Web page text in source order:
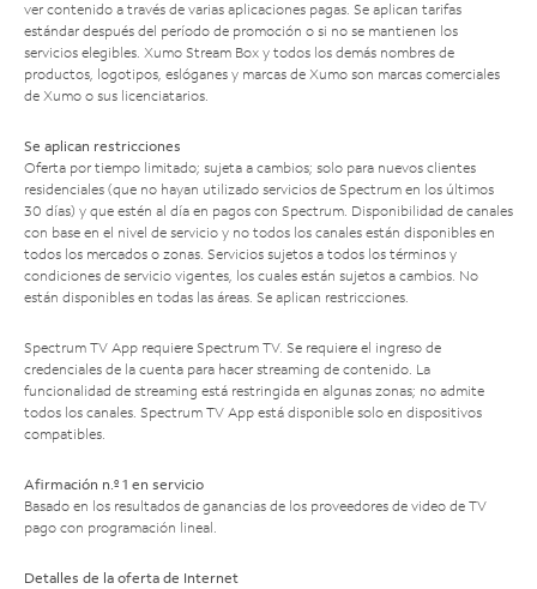
ver contenido a través de varias aplicaciones pagas. Se aplican tarifas
estándar después del período de promoción o si no se mantienen los
servicios elegibles. Xumo Stream Box y todos los demás nombres de
productos, logotipos, eslóganes y marcas de Xumo son marcas comerciales
de Xumo o sus licenciatarios.
Se aplican restricciones
Oferta por tiempo limitado; sujeta a cambios; solo para nuevos clientes
residenciales (que no hayan utilizado servicios de Spectrum en los últimos
30 días) y que estén al día en pagos con Spectrum. Disponibilidad de canales
con base en el nivel de servicio y no todos los canales están disponibles en
todos los mercados o zonas. Servicios sujetos a todos los términos y
condiciones de servicio vigentes, los cuales están sujetos a cambios. No
están disponibles en todas las áreas. Se aplican restricciones.
Spectrum TV App requiere Spectrum TV. Se requiere el ingreso de
credenciales de la cuenta para hacer streaming de contenido. La
funcionalidad de streaming está restringida en algunas zonas; no admite
todos los canales. Spectrum TV App está disponible solo en dispositivos
compatibles.
Afirmación n.º 1 en servicio
Basado en los resultados de ganancias de los proveedores de video de TV
pago con programación lineal.
Detalles de la oferta de Internet